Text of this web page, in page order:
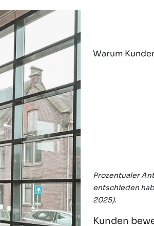
Warum
Prozentualer
entschieden
2025).
Kunden